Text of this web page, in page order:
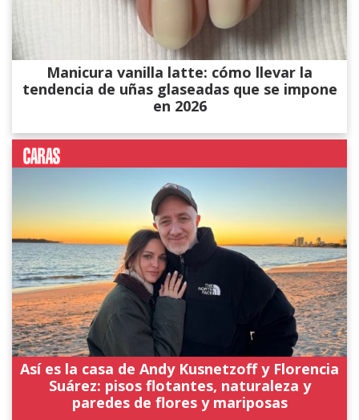
Manicura vanilla latte: cómo llevar la
tendencia de uñas glaseadas que se impone
en 2026
Así es la casa de Andy Kusnetzoff y Florencia
Suárez: pisos flotantes, naturaleza y
paredes de flores y mariposas